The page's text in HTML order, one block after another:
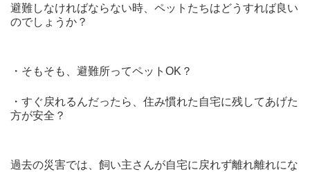
避難しなければならない時、ペットたちはどうすれば良い
のでしょうか？
・そもそも、避難所ってペットOK？
・すぐ戻れるんだったら、住み慣れた自宅に残してあげた
方が安全？
過去の災害では、飼い主さんが自宅に戻れず離れ離れにな